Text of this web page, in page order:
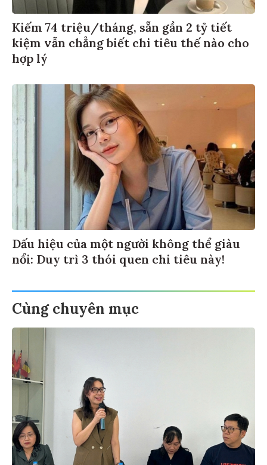
Kiếm 74 triệu/tháng, sẵn gần 2 tỷ tiết
kiệm vẫn chẳng biết chi tiêu thế nào cho
hợp lý
Dấu hiệu của một người không thể giàu
nổi: Duy trì 3 thói quen chi tiêu này!
Cùng chuyên mục